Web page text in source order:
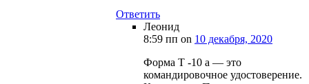
Ответить
Леонид
8:59 пп on 10 декабря, 2020
Форма Т -10 а — это
командировочное удостоверение.